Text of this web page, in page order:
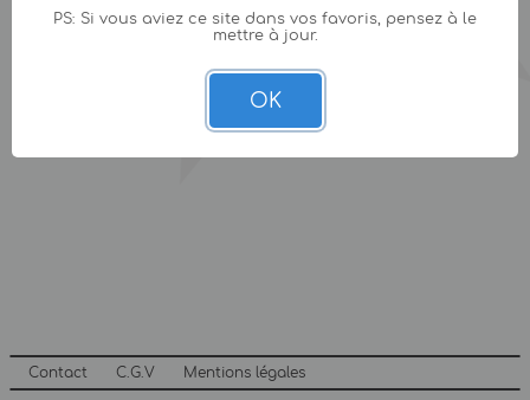
Contact C.G.V Mentions légales
PS: Si vous aviez ce site dans vos favoris, pensez à le
mettre à jour.
OK